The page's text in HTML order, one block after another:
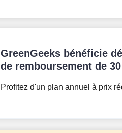
GreenGeeks bénéficie
de remboursement de
Profitez d'un plan annuel à prix